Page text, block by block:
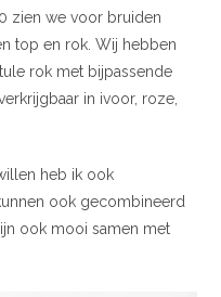
zien we voor bruiden
top en rok. Wij hebben
rok met bijpassende
in ivoor, roze,
heb ik ook
ook gecombineerd
ook mooi samen met